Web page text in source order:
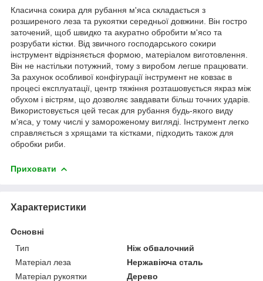
Класична сокира для рубання м'яса складається з
розширеного леза та рукоятки середньої довжини. Він гостро
заточений, щоб швидко та акуратно обробити м'ясо та
розрубати кістки. Від звичного господарського сокири
інструмент відрізняється формою, матеріалом виготовлення.
Він не настільки потужний, тому з виробом легше працювати.
За рахунок особливої конфігурації інструмент не ковзає в
процесі експлуатації, центр тяжіння розташовується якраз між
обухом і вістрям, що дозволяє завдавати більш точних ударів.
Використовується цей тесак для рубання будь-якого виду
м'яса, у тому числі у замороженому вигляді. Інструмент легко
справляється з хрящами та кістками, підходить також для
обробки риби.
Приховати
Характеристики
Основні
Тип
Ніж обвалочний
Матеріал леза
Нержавіюча сталь
Матеріал рукоятки
Дерево